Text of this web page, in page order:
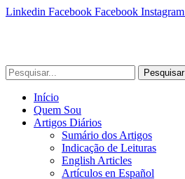
Linkedin Facebook Facebook Instagram
Pesquisar
Início
Quem Sou
Artigos Diários
Sumário dos Artigos
Indicação de Leituras
English Articles
Artículos en Español